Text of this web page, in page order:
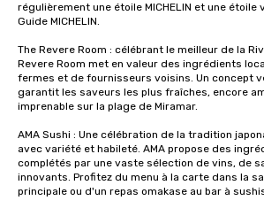
régulièrement une étoile MICHELIN et une étoile
Guide MICHELIN.
The Revere Room : célébrant le meilleur de la
Revere Room met en valeur des ingrédients
fermes et de fournisseurs voisins. Un concept
garantit les saveurs les plus fraîches, encore
imprenable sur la plage de Miramar.
AMA Sushi : Une célébration de la tradition
avec variété et habileté. AMA propose des
complétés par une vaste sélection de vins, de
innovants. Profitez du menu à la carte dans la
principale ou d'un repas omakase au bar à